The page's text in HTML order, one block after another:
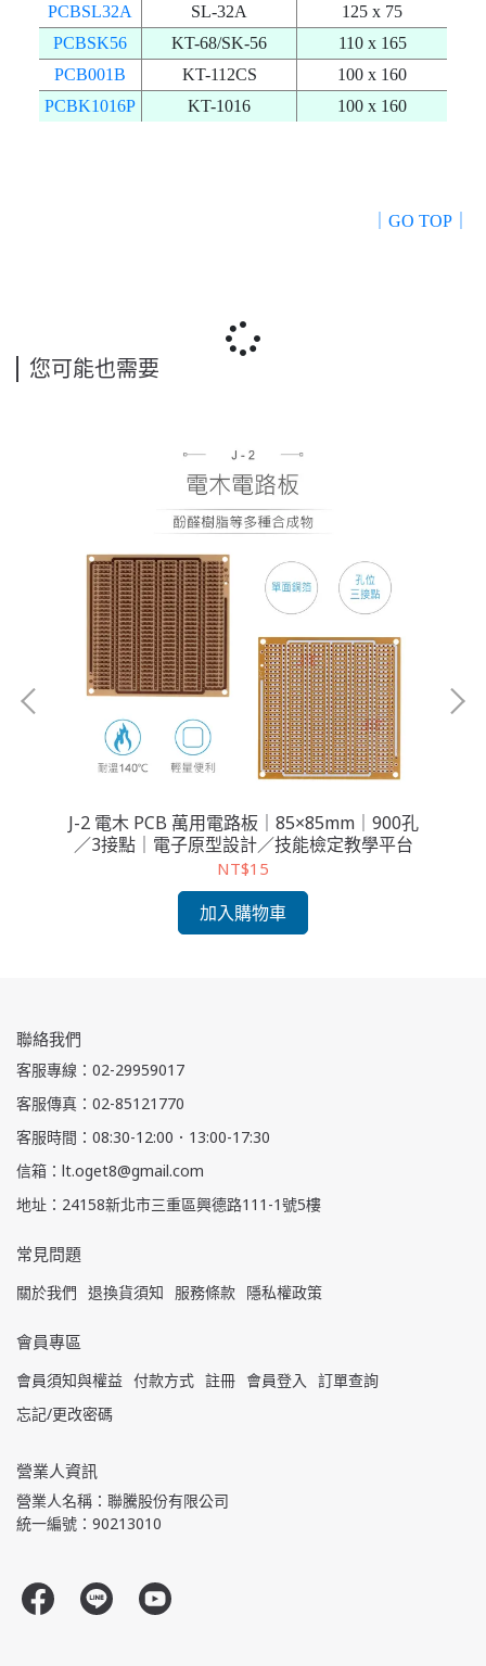
PCBSL32A
SL-32A
125 x 75
PCBSK56
KT-68/SK-56
110 x 165
PCB001B
KT-112CS
100 x 160
PCBK1016P
KT-1016 100 x 160
｜GO TOP｜
您可能也需要
J-2 電木 PCB 萬用電路板｜85×85mm｜900孔
／3接點｜電子原型設計／技能檢定教學平台
NT$15
加入購物車
聯絡我們
客服專線：02-29959017
客服傳真：02-85121770
客服時間：08:30-12:00．13:00-17:30
信箱：lt.oget8@gmail.com
地址：24158新北市三重區興德路111-1號5樓
常見問題
關於我們 退換貨須知 服務條款 隱私權政策
會員專區
會員須知與權益 付款方式 註冊 會員登入
訂單查詢
忘記/更改密碼
營業人資訊
營業人名稱：聯騰股份有限公司
統一編號：90213010